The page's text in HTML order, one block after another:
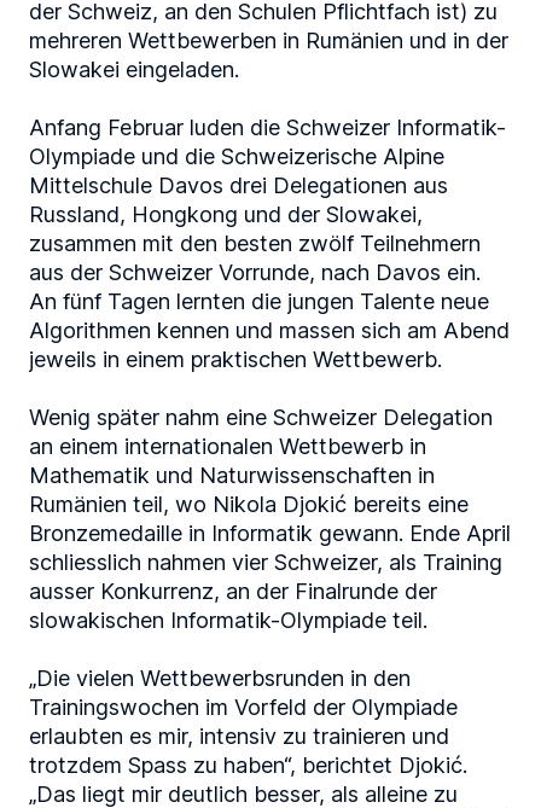
der Schweiz, an den Schulen Pflichtfach ist) zu
mehreren Wettbewerben in Rumänien und in der
Slowakei eingeladen.
Anfang Februar luden die Schweizer Informatik-
Olympiade und die Schweizerische Alpine
Mittelschule Davos drei Delegationen aus
Russland, Hongkong und der Slowakei,
zusammen mit den besten zwölf Teilnehmern
aus der Schweizer Vorrunde, nach Davos ein.
An fünf Tagen lernten die jungen Talente neue
Algorithmen kennen und massen sich am Abend
jeweils in einem praktischen Wettbewerb.
Wenig später nahm eine Schweizer Delegation
an einem internationalen Wettbewerb in
Mathematik und Naturwissenschaften in
Rumänien teil, wo Nikola Djokić bereits eine
Bronzemedaille in Informatik gewann. Ende April
schliesslich nahmen vier Schweizer, als Training
ausser Konkurrenz, an der Finalrunde der
slowakischen Informatik-Olympiade teil.
„Die vielen Wettbewerbsrunden in den
Trainingswochen im Vorfeld der Olympiade
erlaubten es mir, intensiv zu trainieren und
trotzdem Spass zu haben“, berichtet Djokić.
„Das liegt mir deutlich besser, als alleine zu